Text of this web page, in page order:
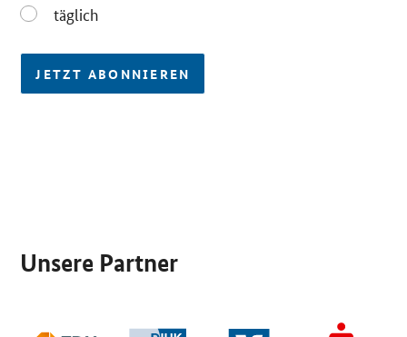
täglich
täglich
JETZT ABONNIEREN
Unsere Partner